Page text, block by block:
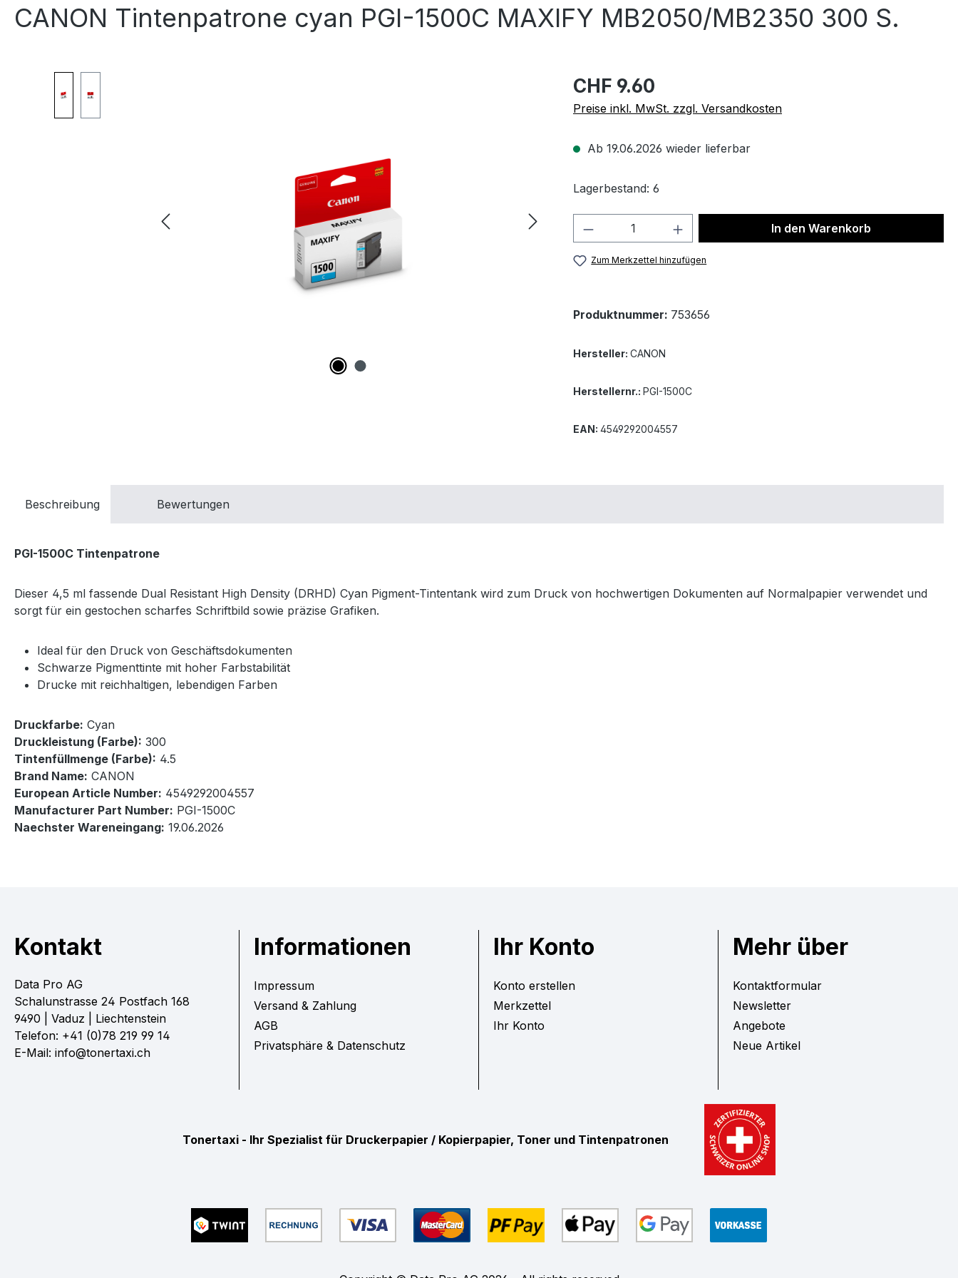
CANON Tintenpatrone cyan PGI-1500C MAXIFY MB2050/MB2350 300 S.
CHF 9.60
Preise inkl. MwSt. zzgl. Versandkosten
Ab 19.06.2026 wieder lieferbar
Lagerbestand: 6
Produkt Anzahl: Gib den gewünschten Wert
In den Warenkorb
Zum Merkzettel hinzufügen
Produktnummer: 753656
Hersteller: CANON
Herstellernr.: PGI-1500C
EAN: 4549292004557
Beschreibung Bewertungen
PGI-1500C Tintenpatrone
Dieser 4,5 ml fassende Dual Resistant High Density (DRHD) Cyan Pigment-Tintentank wird zum Druck von hochwertigen Dokumenten auf Normalpapier verwendet und
sorgt für ein gestochen scharfes Schriftbild sowie präzise Grafiken.
Ideal für den Druck von Geschäftsdokumenten
Schwarze Pigmenttinte mit hoher Farbstabilität
Drucke mit reichhaltigen, lebendigen Farben
Druckfarbe: Cyan
Druckleistung (Farbe): 300
Tintenfüllmenge (Farbe): 4.5
Brand Name: CANON
European Article Number: 4549292004557
Manufacturer Part Number: PGI-1500C
Naechster Wareneingang: 19.06.2026
Kontakt
Data Pro AG
Schalunstrasse 24 Postfach 168
9490 | Vaduz | Liechtenstein
Telefon: +41 (0)78 219 99 14
E-Mail: info@tonertaxi.ch
Informationen
Impressum
Versand & Zahlung
AGB
Privatsphäre & Datenschutz
Ihr Konto
Konto erstellen
Merkzettel
Ihr Konto
Mehr über
Kontaktformular
Newsletter
Angebote
Neue Artikel
Tonertaxi - Ihr Spezialist für Druckerpapier / Kopierpapier, Toner und Tintenpatronen